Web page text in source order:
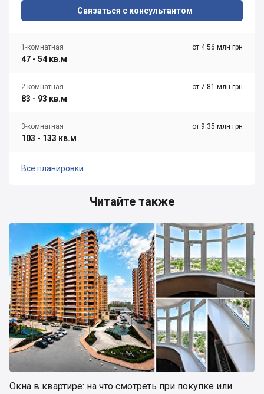
Читайте также
Окна в квартире: на что смотреть при покупке или
Связаться с консультантом
1-комнатная от 4.56 млн грн
47 - 54 кв.м
2-комнатная от 7.81 млн грн
83 - 93 кв.м
3-комнатная от 9.35 млн грн
103 - 133 кв.м
Все планировки